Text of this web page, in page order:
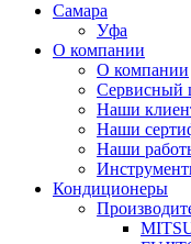
Самара
Уфа
О компании
О компании
Сервисный
Наши
Наши
Наши
Кондиционеры